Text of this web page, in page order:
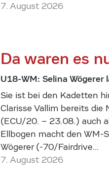
7. August 2026
Da waren es
U18-WM: Selina Wögerer
Sie ist bei den Kadetten
Clarisse Vallim bereits die
(ECU/20. – 23.08.) auch
Ellbogen macht den WM-
Wögerer (-70/Fairdrive…
7. August 2026